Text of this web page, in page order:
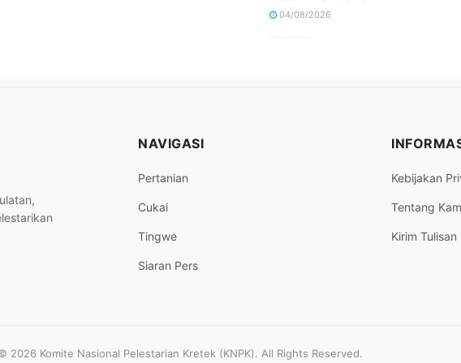
04/08/2026
NAVIGASI
Pertanian
Cukai
Tingwe
Siaran Pers
Kebijakan
Tentang
Kirim Tulisan
2026 Komite Nasional Pelestarian Kretek (KNPK). All Rights Reserved.